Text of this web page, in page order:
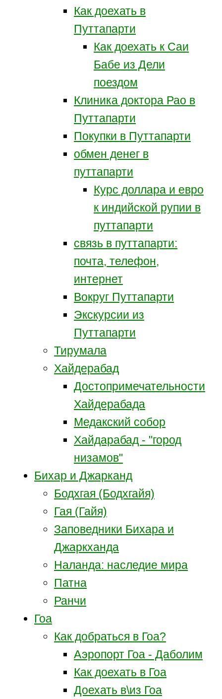
Как доехать в
Путтапарти
Как доехать к Саи
Бабе из Дели
поездом
Клиника доктора Рао в
Путтапарти
Покупки в Путтапарти
обмен денег в
путтапарти
Курс доллара и евро
к индийской рупии в
путтапарти
связь в путтапарти:
почта, телефон,
интернет
Вокруг Путтапарти
Экскурсии из
Путтапарти
Тирумала
Хайдерабад
Достопримечательности
Хайдерабада
Медакский собор
Хайдарабад - "город
низамов"
Бихар и Джарканд
Бодхгая (Бодхгайя)
Гая (Гайя)
Заповедники Бихара и
Джаркханда
Наланда: наследие мира
Патна
Ранчи
Гоа
Как добраться в Гоа?
Аэропорт Гоа - Даболим
Как доехать в Гоа
Доехать в\из Гоа